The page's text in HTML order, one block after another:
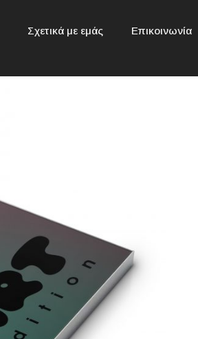
Σχετικά με εμάς Επικοινωνία